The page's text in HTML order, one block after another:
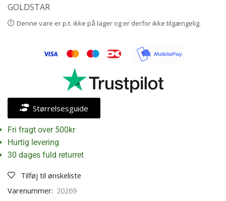
GOLDSTAR
Denne vare er p.t. ikke på lager og er derfor ikke tilgængelig.
Størrelsesguide
Fri fragt over 500kr
Hurtig levering
30 dages fuld returret
Tilføj til ønskeliste
Varenummer: 20269